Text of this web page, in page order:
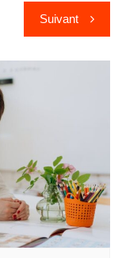
Suivant